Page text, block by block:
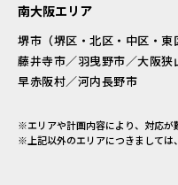
南大阪エリア
堺市（堺区・北区・中区・
藤井寺市／羽曳野市／大阪
早赤阪村／河内長野市
※エリアや計画内容により、対応が
※上記以外のエリアにつきましては